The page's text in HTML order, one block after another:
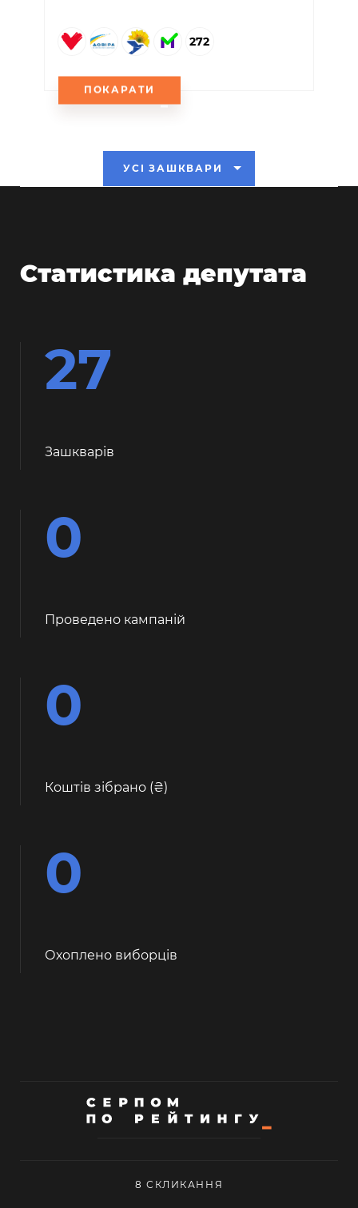
272
ПОКАРАТИ
УСІ ЗАШКВАРИ
Статистика депутата
27
Зашкварiв
0
Проведено кампаній
0
Коштів зібрано ( )
0
Охоплено виборців
8 СКЛИКАННЯ